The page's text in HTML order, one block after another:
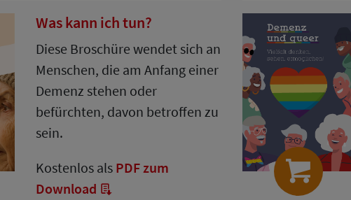
Was kann ich tun?
Diese Broschüre wendet sich an
Menschen, die am Anfang einer
Demenz stehen oder
befürchten, davon betroffen zu
sein.
Kostenlos als PDF zum
Download